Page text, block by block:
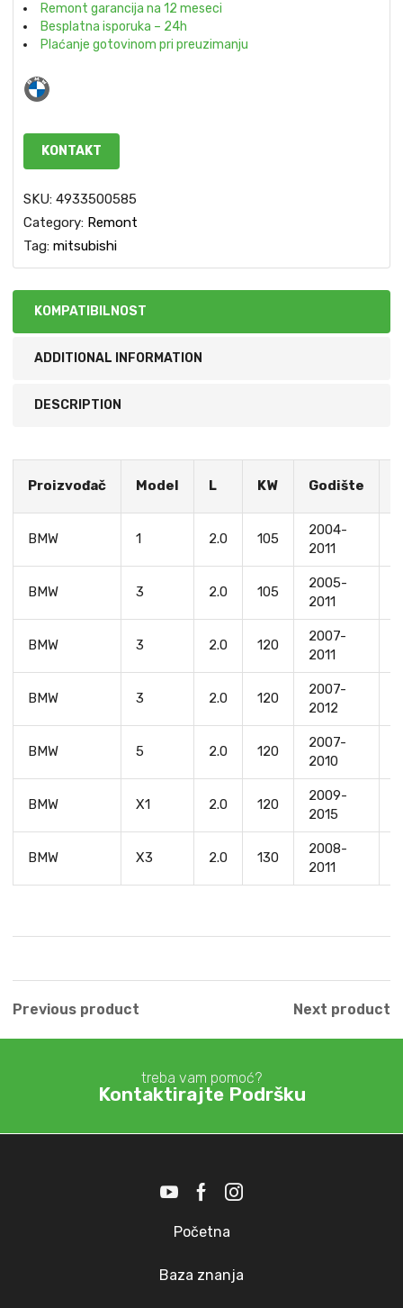
Remont garancija na 12 meseci
Besplatna isporuka – 24h
Plaćanje gotovinom pri preuzimanju
KONTAKT
SKU: 4933500585
Category: Remont
Tag: mitsubishi
KOMPATIBILNOST
ADDITIONAL INFORMATION
DESCRIPTION
Proizvođač Model L KW Godište
BMW 1 2.0 105
2004-
2011
BMW 3 2.0 105
2005-
2011
BMW 3 2.0 120
2007-
2011
BMW 3 2.0 120
2007-
2012
BMW 5 2.0 120
2007-
2010
BMW X1 2.0 120
2009-
2015
BMW X3 2.0 130
2008-
2011
Previous product Next product
treba vam pomoć?
Kontaktirajte Podršku
Početna
Baza znanja